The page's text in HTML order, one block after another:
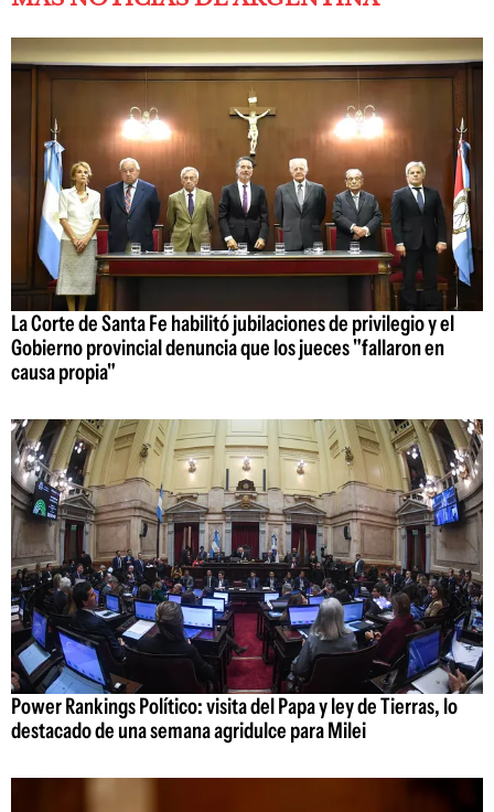
La Corte de Santa Fe habilitó jubilaciones de privilegio y el
Gobierno provincial denuncia que los jueces "fallaron en
causa propia"
Power Rankings Político: visita del Papa y ley de Tierras, lo
destacado de una semana agridulce para Milei